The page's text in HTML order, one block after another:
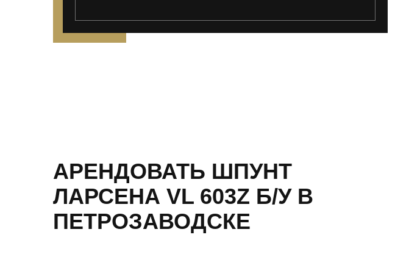
АРЕНДОВАТЬ ШПУНТ
ЛАРСЕНА VL 603Z Б/У В
ПЕТРОЗАВОДСКЕ